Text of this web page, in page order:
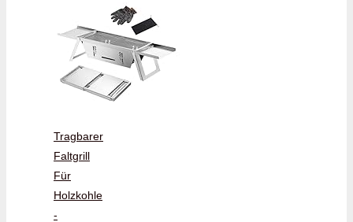
Tragbarer
Faltgrill
Für
Holzkohle
-